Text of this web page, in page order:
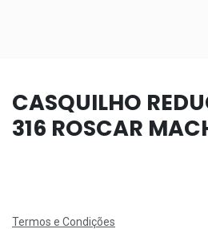
CASQUILHO
316 ROSCAR
Termos e Condições